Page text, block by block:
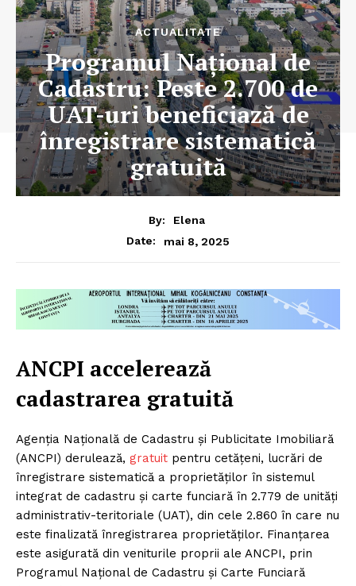
ACTUALITATE
Programul Național de
Cadastru: Peste 2.700 de
UAT-uri beneficiază de
înregistrare sistematică
gratuită
By:
Elena
Date:
mai 8, 2025
ANCPI accelerează
cadastrarea gratuită
Agenția Națională de Cadastru și Publicitate Imobiliară
(ANCPI) derulează, gratuit pentru cetățeni, lucrări de
înregistrare sistematică a proprietăților în sistemul
integrat de cadastru și carte funciară în 2.779 de unități
administrativ-teritoriale (UAT), din cele 2.860 în care nu
este finalizată înregistrarea proprietăților. Finanțarea
este asigurată din veniturile proprii ale ANCPI, prin
Programul Național de Cadastru și Carte Funciară